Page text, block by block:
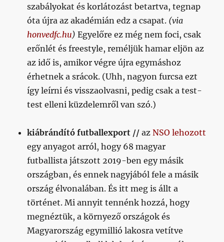
szabályokat és korlátozást betartva, tegnap
óta újra az akadémián edz a csapat. (via
honvedfc.hu) Egyelőre ez még nem foci, csak
erőnlét és freestyle, reméljük hamar eljön az
az idő is, amikor végre újra egymáshoz
érhetnek a srácok. (Uhh, nagyon furcsa ezt
így leírni és visszaolvasni, pedig csak a test-
test elleni küzdelemről van szó.)
kiábrándító futballexport // azNSO lehozott
egy anyagot arról, hogy 68 magyar
futballista játszott 2019-ben egy másik
országban, és ennek nagyjából fele a másik
ország élvonalában. És itt meg is állt a
történet. Mi annyit tennénk hozzá, hogy
megnéztük, a környező országok és
Magyarország egymillió lakosra vetítve